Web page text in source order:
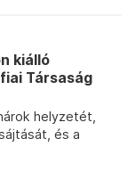
kiálló
Társaság
helyzetét,
és a